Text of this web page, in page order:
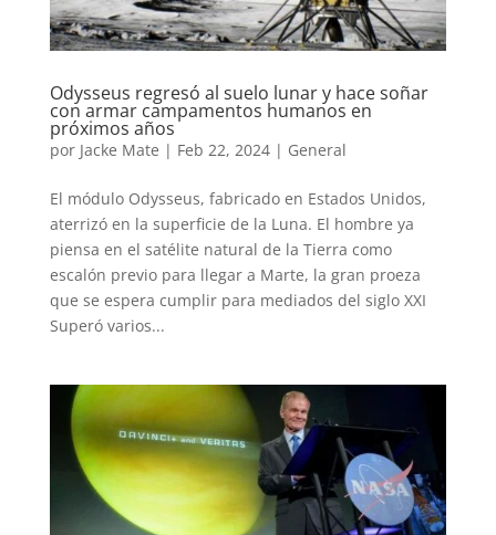
Odysseus regresó al suelo lunar y hace soñar
con armar campamentos humanos en
próximos años
por Jacke Mate | Feb 22, 2024| General
El módulo Odysseus, fabricado en Estados Unidos,
aterrizó en la superficie de la Luna. El hombre ya
piensa en el satélite natural de la Tierra como
escalón previo para llegar a Marte, la gran proeza
que se espera cumplir para mediados del siglo XXI
Superó varios...